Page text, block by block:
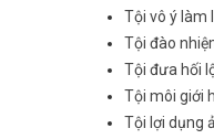
Tội vô ý làm
Tội đào
Tội đưa hối
Tội môi giới
Tội lợi dụng